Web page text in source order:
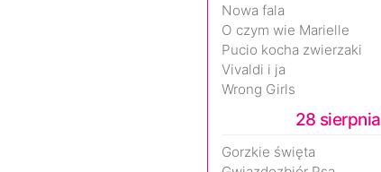
Nowa fala
O czym wie Marielle
Pucio kocha zwierzaki
Vivaldi i ja
Wrong Girls
28 sierpnia
Gorzkie święta